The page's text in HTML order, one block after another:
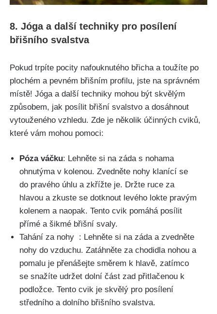
8. Jóga a⁤ další techniky‍ pro posílení‍
břišního svalstva
Pokud trpíte pocity nafouknutého‍ břicha a⁢ toužíte⁢ po
plochém a pevném břišním ​profilu,⁢ jste⁤ na správném
místě! Jóga a další techniky ​mohou být skvělým
způsobem, jak ​posílit ⁤břišní svalstvo a dosáhnout⁤
vytouženého vzhledu. Zde ‌je několik účinných‍ cviků,
které vám‌ mohou pomoci:
Póza váčku: Lehněte si na ‌záda⁢ s ‍nohama
‌ohnutýma ​v kolenou. Zvedněte nohy ⁢klanící se
⁣do pravého úhlu a zkřížte je.⁣ Držte ruce za
hlavou ‌a zkuste se ‍dotknout levého lokte pravým
‍kolenem a naopak. Tento cvik ​pomáhá posílit⁢
přímé a⁤ šikmé břišní svaly.
Tahání za nohy ⁢ : Lehněte si na‍ záda a zvedněte
nohy do⁢ vzduchu. Zatáhněte za ⁢chodidla nohou a
pomalu je přenášejte směrem k hlavě, ‌zatímco
se snažíte udržet dolní⁢ část zad⁢ přitlačenou k
‌podložce. ‍Tento cvik⁢ je ⁢skvělý​ pro posílení
‌středního a dolního⁤ břišního⁣ svalstva.